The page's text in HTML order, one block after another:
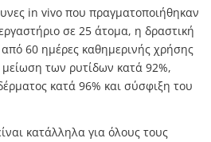
in vivo που πραγματοποιήθηκαν
σε 25 άτομα, η δραστική
60 ημέρες καθημερινής χρήσης
των ρυτίδων κατά 92%,
κατά 96% και σύσφιξη του
κατάλληλα για όλους τους